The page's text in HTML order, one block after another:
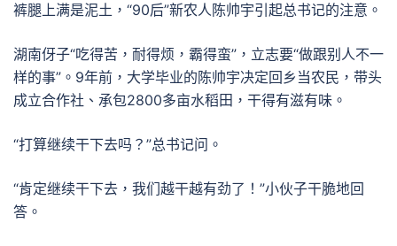
裤腿上满是泥土，“90后”新农人陈帅宇引起总书记的注意。
湖南伢子“吃得苦，耐得烦，霸得蛮”，立志要“做跟别人不一
样的事”。9年前，大学毕业的陈帅宇决定回乡当农民，带头
成立合作社、承包2800多亩水稻田，干得有滋有味。
“打算继续干下去吗？”总书记问。
“肯定继续干下去，我们越干越有劲了！”小伙子干脆地回
答。